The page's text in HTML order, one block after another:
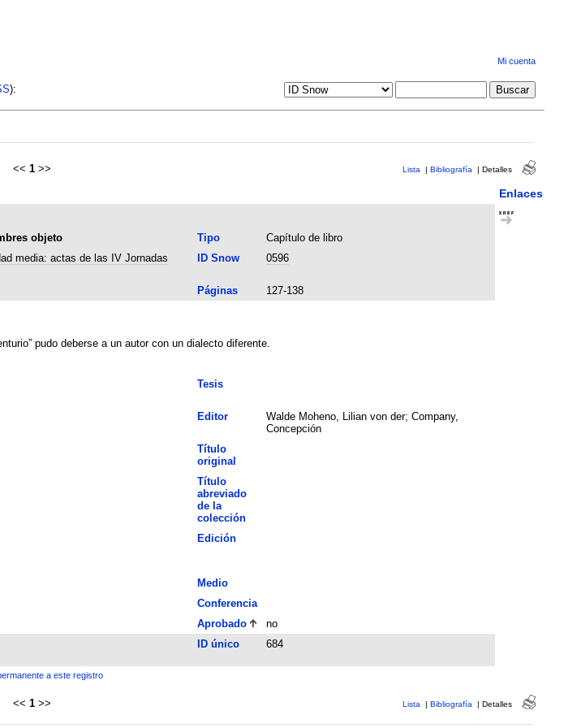
Mi cuenta
):
<< 1 >> Lista | Bibliografía | Detalles
Enlaces
objeto Tipo
Capítulo de libro
media: actas de las IV Jornadas
ID Snow 0596
Páginas
127-138
pudo deberse a un autor con un dialecto diferente.
Tesis
Editor
Walde Moheno, Lilian von der; Company,
Concepción
Título
original
Título
abreviado
de la
colección
Edición
Medio
Conferencia
Aprobado
no
ID único 684
a este registro
<< 1 >> Lista | Bibliografía | Detalles